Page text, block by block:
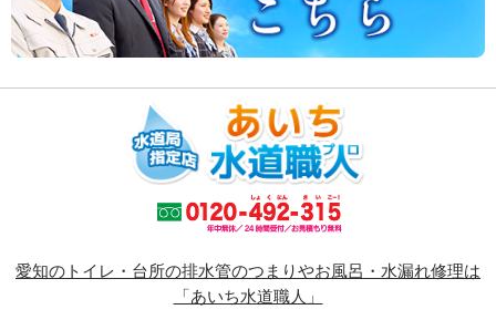
愛知のトイレ・台所の排水管のつまりやお風呂・水漏れ修理は
「あいち水道職人」